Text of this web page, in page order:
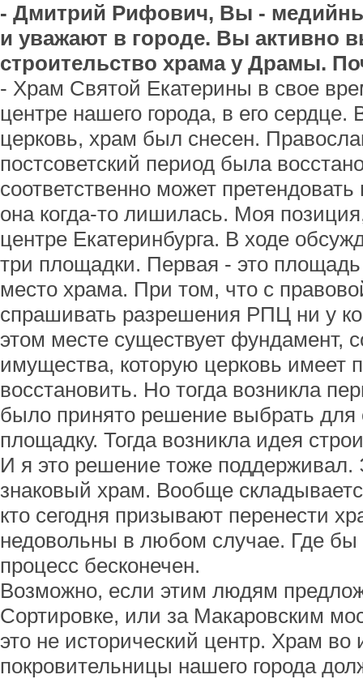
- Дмитрий Рифович, Вы -
и уважают в городе. Вы активно
строительство храма у Драмы.
- Храм Святой Екатерины в свое
центре нашего города, в его сердце.
церковь, храм был снесен.
постсоветский период была
соответственно может
она когда-то лишилась. Моя
центре Екатеринбурга. В ходе
три площадки. Первая - это площадь
место храма. При том, что с
спрашивать разрешения РПЦ ни у
этом месте существует фундамент,
имущества, которую церковь имеет
восстановить. Но тогда возникла
было принято решение выбрать для
площадку. Тогда возникла идея
И я это решение тоже
знаковый храм. Вообще
кто сегодня призывают перенести
недовольны в любом случае. Где
процесс бесконечен.
Возможно, если этим людям
Сортировке, или за Макаровским
это не исторический центр. Храм
покровительницы нашего города